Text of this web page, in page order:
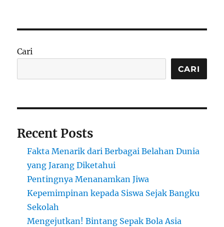
Lingkungan
Semakin
Cari
CARI
Recent Posts
Fakta Menarik dari Berbagai Belahan Dunia
yang Jarang Diketahui
Pentingnya Menanamkan Jiwa
Kepemimpinan kepada Siswa Sejak Bangku
Sekolah
Mengejutkan! Bintang Sepak Bola Asia